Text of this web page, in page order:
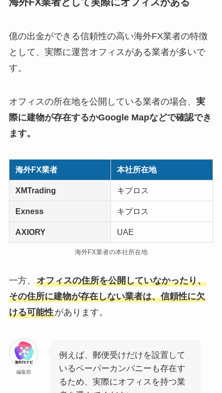
億の出金ができる信頼性の高い海外FX業者の特徴
として、実際に運営オフィスがある業者が多いで
す。
オフィスの所在地を公開している業者の場合、 実
際に建物が存在するかGoogle Mapなどで確認でき
ます。
海外FX業者 本社所在地
XMTrading キプロス
Exness キプロス
AXIORY UAE
海外FX業者の本社所在地
一方、 オフィスの住所を公開していなかったり、
その住所に建物が存在しない業者は、信頼性に欠
ける可能性があります。
編集部
例えば、郵便受けだけを設置して
いるペーパーカンパニーも存在す
るため、実際にオフィスを持つ業